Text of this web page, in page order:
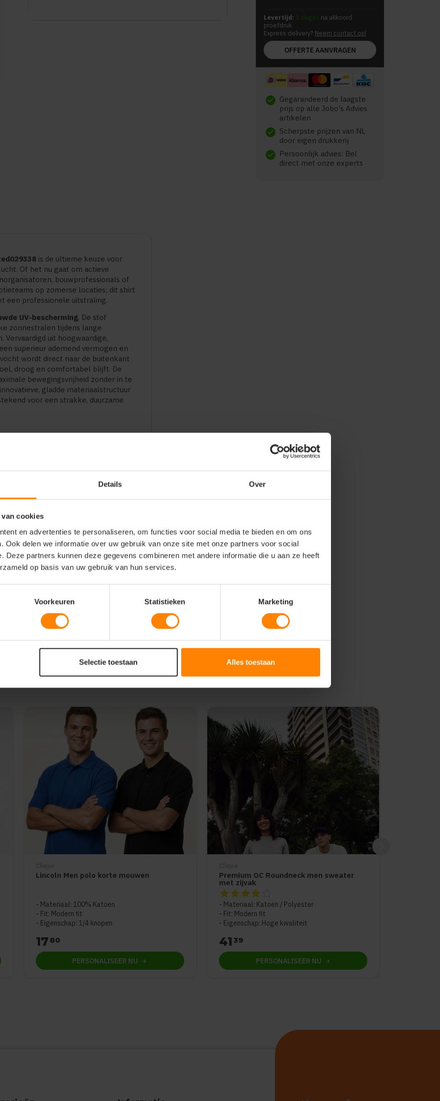
Details Over
van cookies
en advertenties te personaliseren, om functies voor social media te bieden en om ons
Ook delen we informatie over uw gebruik van onze site met onze partners voor social
Deze partners kunnen deze gegevens combineren met andere informatie die u aan ze heeft
op basis van uw gebruik van hun services.
Voorkeuren Statistieken Marketing
Selectie toestaan Alles toestaan
Levertijd: 5 dagen na akkoord
proefdruk
Express delivery? Neem contact op!
OFFERTE AANVRAGEN
check Gegarandeerd de laagste
prijs op alle Jobo's Advies
artikelen
check Scherpste prijzen van NL
door eigen drukkerij
check
Persoonlijk advies: Bel
direct met onze experts
is de ultieme keuze voor
Of het nu gaat om actieve
bouwprofessionals of
op zomerse locaties; dit shirt
een professionele uitstraling.
UV-bescherming. De stof
zonnestralen tijdens lange
uit hoogwaardige,
superieur ademend vermogen en
wordt direct naar de buitenkant
droog en comfortabel blijft. De
bewegingsvrijheid zonder in te
gladde materiaalstructuur
voor een strakke, duurzame
bouw, groenvoorziening en
en outdoor events
en promotieteams in de
polyester met UV-beschermende
en een stevige, vormvaste ronde
Sport fit) voor optimaal
(moisture-wicking) en sneldrogend
te voorkomen en een glad
Lincoln Men polo korte mouwen
Materiaal: 100% Katoen
Fit: Modern fit
Eigenschap: 1/4 knopen
17 80
PERSONALISEER NU
Premium OC Roundneck men sweater
met zijvak
De beoordeling van dit product is
Materiaal: Katoen / Polyester
Fit: Modern fit
Eigenschap: Hoge kwaliteit
41 39
PERSONALISEER NU